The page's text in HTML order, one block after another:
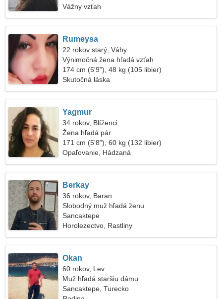
Vážny vzťah
Rumeysa
22 rokov starý, Váhy
Výnimočná žena hľadá vzťah
174 cm (5'9"), 48 kg (105 libier)
Skutočná láska
Yagmur
34 rokov, Blíženci
Žena hľadá pár
171 cm (5'8"), 60 kg (132 libier)
Opaľovanie, Hádzaná
Berkay
36 rokov, Baran
Slobodný muž hľadá ženu
Sancaktepe
Horolezectvo, Rastliny
Okan
60 rokov, Lev
Muž hľadá staršiu dámu
Sancaktepe, Turecko